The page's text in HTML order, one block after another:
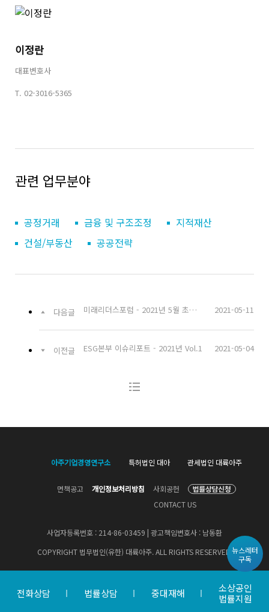
전화상담 법률상담 중대재해
소상공인
법률지원
뉴스레터
구독
이정란
대표변호사
T. 02-3016-5365
관련 업무분야
공정거래 금융 및 구조조정
지적재산
건설/부동산
공공전략
다음글 미래리더스포럼 - 2021년 5월 초청강연 2021-05-11
이전글 ESG본부 이슈리포트 - 2021년 Vol.1 2021-05-04
아주기업경영연구소 특허법인 대아 관세법인 대륙아주
면책공고 개인정보처리방침
사회공헌
CONTACT US
사업자등록번호 : 214-86-03459 | 광고책임변호사 : 남동환
COPYRIGHT 법무법인(유한) 대륙아주. ALL RIGHTS RESERVED.